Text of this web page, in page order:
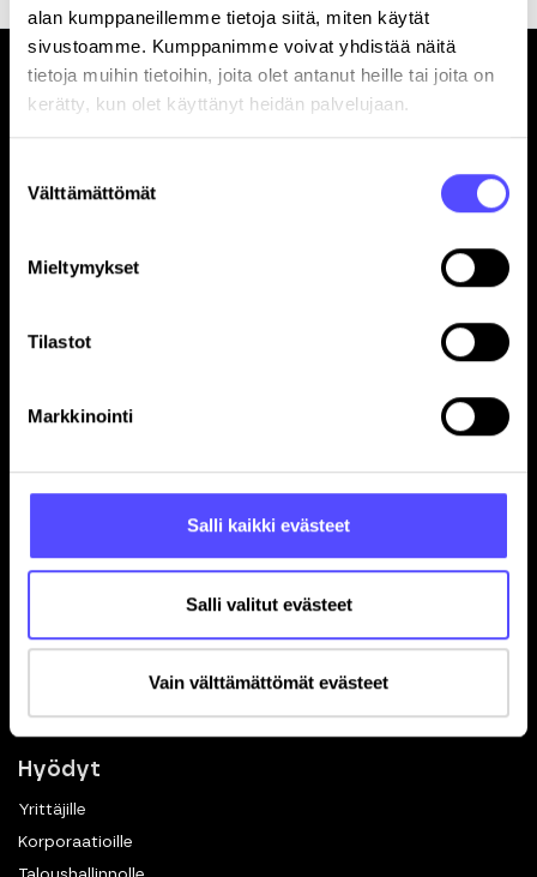
alan kumppaneillemme tietoja siitä, miten käytät
sivustoamme. Kumppanimme voivat yhdistää näitä
tietoja muihin tietoihin, joita olet antanut heille tai joita on
kerätty, kun olet käyttänyt heidän palvelujaan.
valinta
Välttämättömät
Mieltymykset
Tilastot
Markkinointi
Salli kaikki evästeet
Salli valitut evästeet
Vain välttämättömät evästeet
Sivut
Yrityksille
Hinnasto
Referenssit
Blogi
Matkalaskut
Dokumenttien hallinta
eKuitti
Hyödyt
Yrittäjille
Korporaatioille